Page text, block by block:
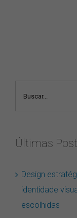
Últimas
Design
identidade
escolhidas